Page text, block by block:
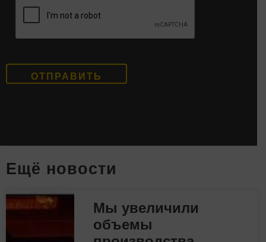
Eщё новости
Мы увеличили
объемы